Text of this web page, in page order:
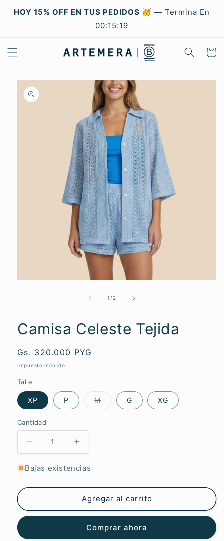
directamente
HOY 15% OFF EN TUS PEDIDOS 🥳 — Termina En
00:15:19
Carrito
directamente
información
ventana
modal
1 /de
2
Camisa Celeste Tejida
Precio
habitual
Gs. 320.000 PYG
Impuesto incluido.
Talle
XP P MVariante
agotada
G XG
Cantidad
Reducir
cantidad
para
Celeste
Aumentar
cantidad
para
Celeste
Tejida
Bajas existencias
Agregar al carrito
Comprar ahora